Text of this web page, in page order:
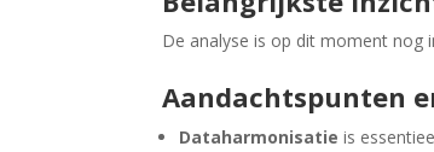
De analyse is op dit moment nog
Aandachtspunten
Dataharmonisatie is